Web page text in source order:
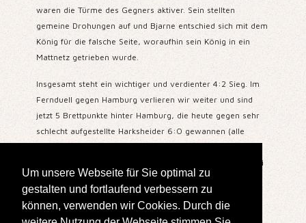
Um unsere Webseite für Sie optimal zu
gestalten und fortlaufend verbessern zu
können, verwenden wir Cookies. Durch die
waren die Türme des Gegners aktiver. Sein stellten
gemeine Drohungen auf und Bjarne entschied sich mit dem
König für die falsche Seite, woraufhin sein König in ein
Mattnetz getrieben wurde.
Insgesamt steht ein wichtiger und verdienter 4:2 Sieg. Im
Fernduell gegen Hamburg verlieren wir weiter und sind
jetzt 5 Brettpunkte hinter Hamburg, die heute gegen sehr
schlecht aufgestellte Harksheider 6:0 gewannen (alle
. Unter anderem sind zwei
der Kieler Jugendspieler dabei. Alexander spielt ein
herausragendes Turnier mit einem Sieg gegen 2277,
Katerina konnte dem Harksheider Brett 1 Philipp Ziming